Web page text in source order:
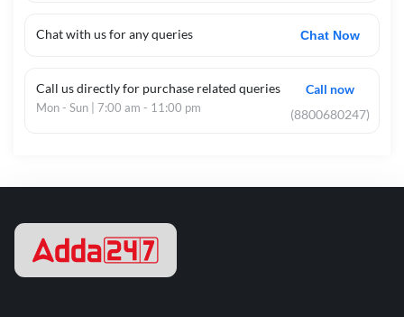
Chat with us for any queries Chat Now
Call us directly for purchase related queries
Mon - Sun | 7:00 am - 11:00 pm
Call now
(8800680247)